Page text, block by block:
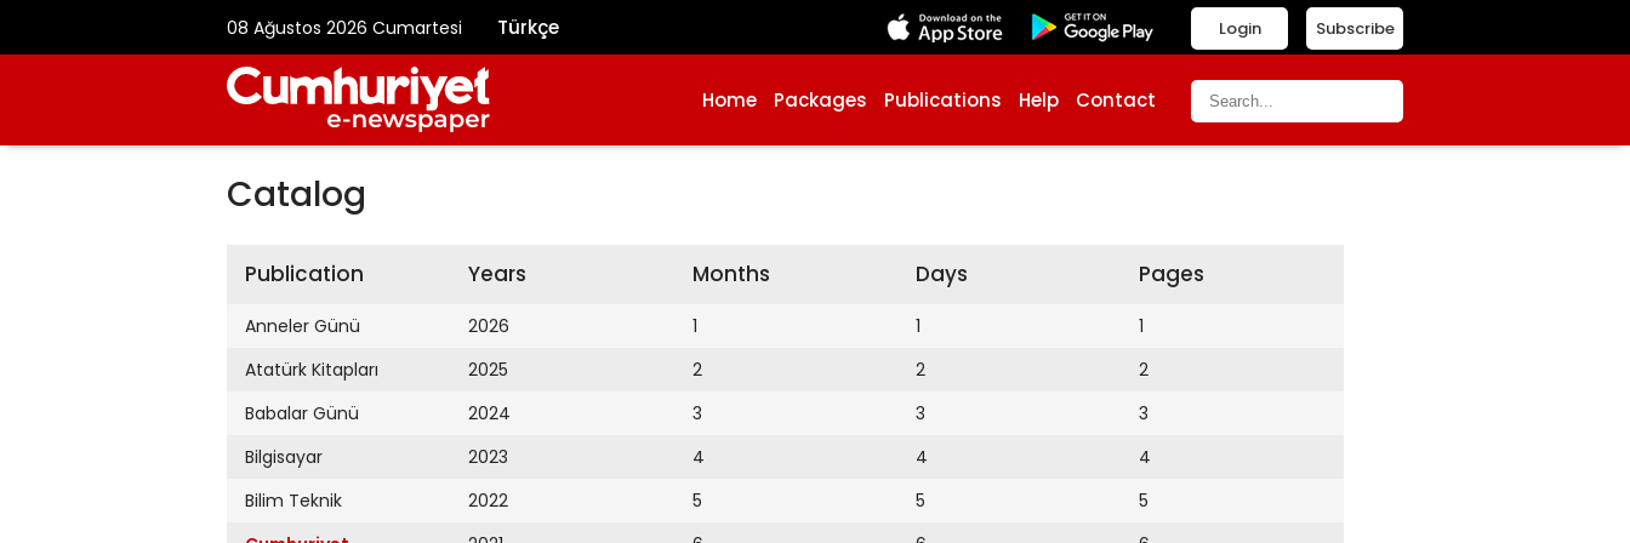
08 Ağustos 2026 Cumartesi Türkçe Subscribe
Login
Home Packages Publications Help Contact
Catalog
Publication
Anneler Günü
Atatürk Kitapları
Babalar Günü
Bilgisayar
Bilim Teknik
Years
2026
2025
2024
2023
2022
Months
1
2
3
4
5
Days
1
2
3
4
5
Pages
1
2
3
4
5